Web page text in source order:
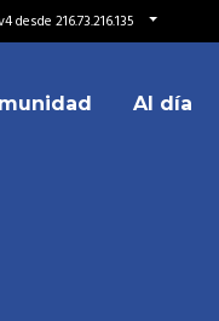
desde 216.73.216.135
Al día